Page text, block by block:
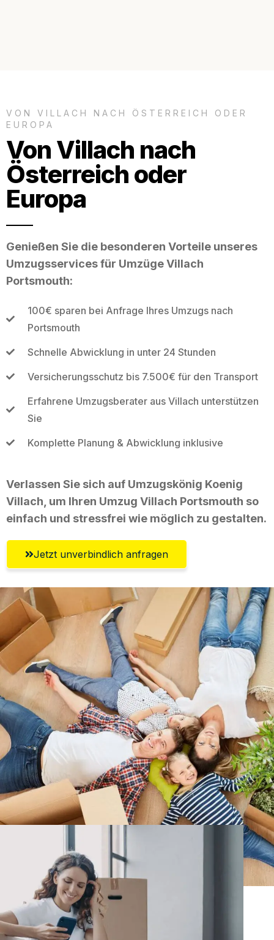
VON VILLACH NACH ÖSTERREICH ODER
EUROPA
Von Villach nach
Österreich oder
Europa
Genießen Sie die besonderen Vorteile unseres
Umzugsservices für Umzüge Villach
Portsmouth:
100€ sparen bei Anfrage Ihres Umzugs nach
Portsmouth
Schnelle Abwicklung in unter 24 Stunden
Versicherungsschutz bis 7.500€ für den Transport
Erfahrene Umzugsberater aus Villach unterstützen
Sie
Komplette Planung & Abwicklung inklusive
Verlassen Sie sich auf Umzugskönig Koenig
Villach, um Ihren Umzug Villach Portsmouth so
einfach und stressfrei wie möglich zu gestalten.
Jetzt unverbindlich anfragen